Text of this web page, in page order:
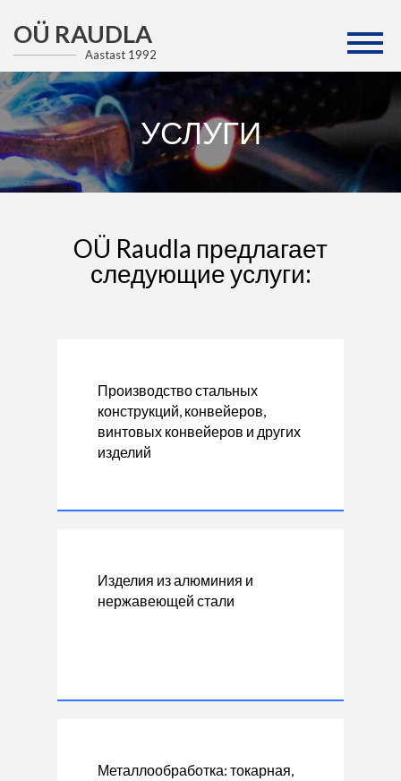
OÜ RAUDLA
Aastast 1992
УСЛУГИ
OÜ Raudla предлагает
следующие услуги:
Производство стальных
конструкций, конвейеров,
винтовых конвейеров и других
изделий
Изделия из алюминия и
нержавеющей стали
Металлообработка: токарная,